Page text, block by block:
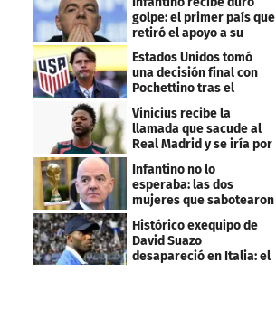
golpe: el primer país que
retiró el apoyo a su
reelección
Estados Unidos tomó
una decisión final con
Pochettino tras el
Mundial
Vinicius recibe la
llamada que sacude al
Real Madrid y se iría por
este salario
Infantino no lo
esperaba: las dos
mujeres que sabotearon
sus planes con el
Mundial
Histórico exequipo de
David Suazo
desapareció en Italia: el